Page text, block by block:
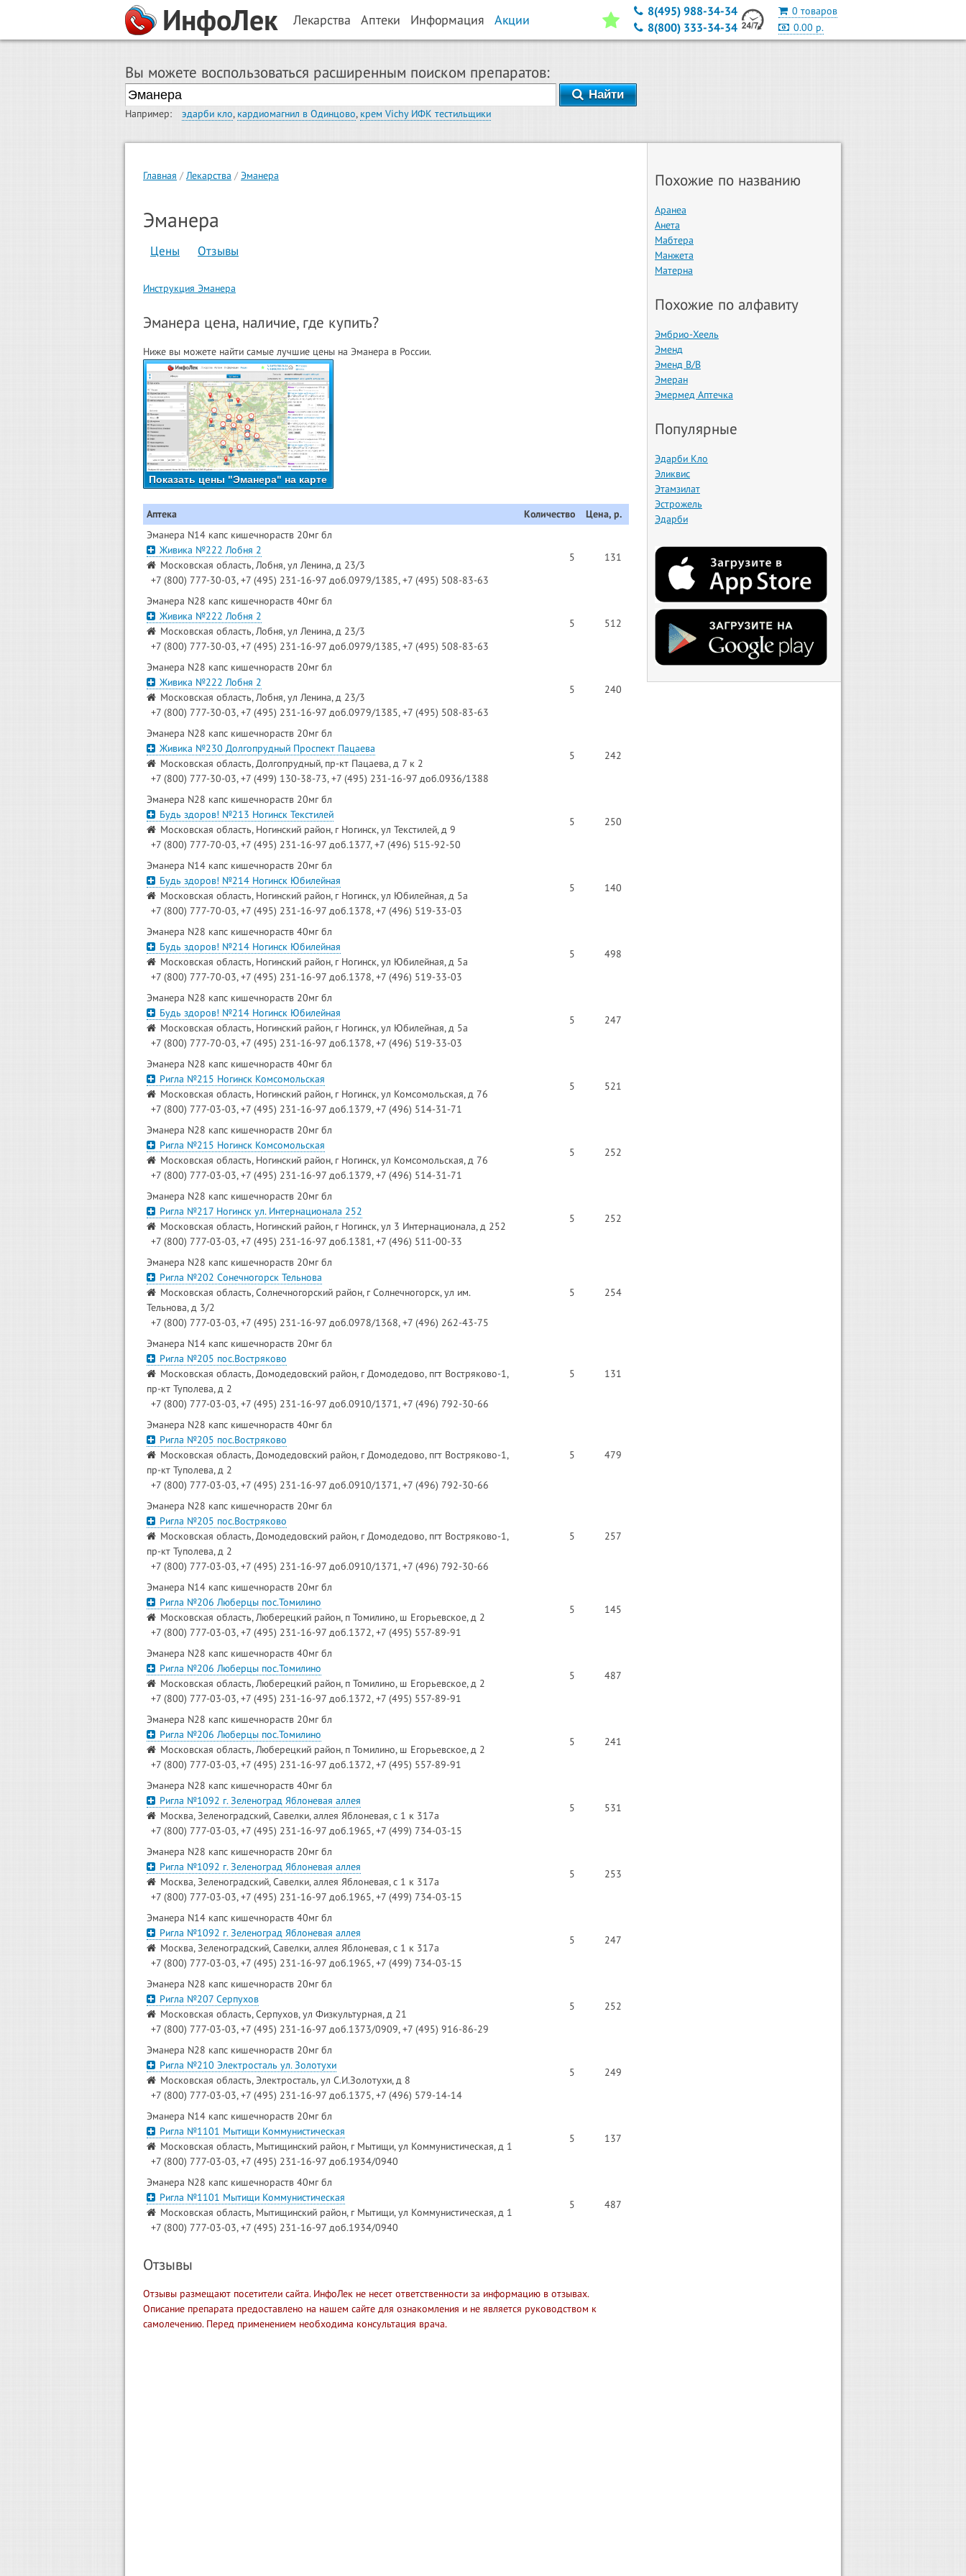
ИнфоЛек Лекарства Аптеки Информация Акции
0 товаров
0.00 р.
8(495) 988-34-34
8(800) 333-34-34
Вы можете воспользоваться расширенным поиском препаратов:
Найти
Например: эдарби кло, кардиомагнил в Одинцово, крем Vichy ИФК тестильщики
Главная Лекарства Эманера
Эманера
Цены Отзывы
Инструкция Эманера
Эманера цена, наличие, где купить?
Ниже вы можете найти самые лучшие цены на Эманера в России.
Показать цены "Эманера" на карте
Аптека Количество
Цена, р.
Эманера N14 капс кишечнораств 20мг бл
Живика №222 Лобня 2
Московская область, Лобня, ул Ленина, д 23/3
+7 (800) 777-30-03, +7 (495) 231-16-97 доб.0979/1385, +7 (495) 508-83-63
5 131
Эманера N28 капс кишечнораств 40мг бл
Живика №222 Лобня 2
Московская область, Лобня, ул Ленина, д 23/3
+7 (800) 777-30-03, +7 (495) 231-16-97 доб.0979/1385, +7 (495) 508-83-63
5 512
Эманера N28 капс кишечнораств 20мг бл
Живика №222 Лобня 2
Московская область, Лобня, ул Ленина, д 23/3
+7 (800) 777-30-03, +7 (495) 231-16-97 доб.0979/1385, +7 (495) 508-83-63
5 240
Эманера N28 капс кишечнораств 20мг бл
Живика №230 Долгопрудный Проспект Пацаева
Московская область, Долгопрудный, пр-кт Пацаева, д 7 к 2
+7 (800) 777-30-03, +7 (499) 130-38-73, +7 (495) 231-16-97 доб.0936/1388
5 242
Эманера N28 капс кишечнораств 20мг бл
Будь здоров! №213 Ногинск Текстилей
Московская область, Ногинский район, г Ногинск, ул Текстилей, д 9
+7 (800) 777-70-03, +7 (495) 231-16-97 доб.1377, +7 (496) 515-92-50
5 250
Эманера N14 капс кишечнораств 20мг бл
Будь здоров! №214 Ногинск Юбилейная
Московская область, Ногинский район, г Ногинск, ул Юбилейная, д 5а
+7 (800) 777-70-03, +7 (495) 231-16-97 доб.1378, +7 (496) 519-33-03
5 140
Эманера N28 капс кишечнораств 40мг бл
Будь здоров! №214 Ногинск Юбилейная
Московская область, Ногинский район, г Ногинск, ул Юбилейная, д 5а
+7 (800) 777-70-03, +7 (495) 231-16-97 доб.1378, +7 (496) 519-33-03
5 498
Эманера N28 капс кишечнораств 20мг бл
Будь здоров! №214 Ногинск Юбилейная
Московская область, Ногинский район, г Ногинск, ул Юбилейная, д 5а
+7 (800) 777-70-03, +7 (495) 231-16-97 доб.1378, +7 (496) 519-33-03
5 247
Эманера N28 капс кишечнораств 40мг бл
Ригла №215 Ногинск Комсомольская
Московская область, Ногинский район, г Ногинск, ул Комсомольская, д 76
+7 (800) 777-03-03, +7 (495) 231-16-97 доб.1379, +7 (496) 514-31-71
5 521
Эманера N28 капс кишечнораств 20мг бл
Ригла №215 Ногинск Комсомольская
Московская область, Ногинский район, г Ногинск, ул Комсомольская, д 76
+7 (800) 777-03-03, +7 (495) 231-16-97 доб.1379, +7 (496) 514-31-71
5 252
Эманера N28 капс кишечнораств 20мг бл
Ригла №217 Ногинск ул. Интернационала 252
Московская область, Ногинский район, г Ногинск, ул 3 Интернационала, д 252
+7 (800) 777-03-03, +7 (495) 231-16-97 доб.1381, +7 (496) 511-00-33
5 252
Эманера N28 капс кишечнораств 20мг бл
Ригла №202 Сонечногорск Тельнова
Московская область, Солнечногорский район, г Солнечногорск, ул им.
Тельнова, д 3/2
+7 (800) 777-03-03, +7 (495) 231-16-97 доб.0978/1368, +7 (496) 262-43-75
5 254
Эманера N14 капс кишечнораств 20мг бл
Ригла №205 пос.Востряково
Московская область, Домодедовский район, г Домодедово, пгт Востряково-1,
пр-кт Туполева, д 2
+7 (800) 777-03-03, +7 (495) 231-16-97 доб.0910/1371, +7 (496) 792-30-66
5 131
Эманера N28 капс кишечнораств 40мг бл
Ригла №205 пос.Востряково
Московская область, Домодедовский район, г Домодедово, пгт Востряково-1,
пр-кт Туполева, д 2
+7 (800) 777-03-03, +7 (495) 231-16-97 доб.0910/1371, +7 (496) 792-30-66
5 479
Эманера N28 капс кишечнораств 20мг бл
Ригла №205 пос.Востряково
Московская область, Домодедовский район, г Домодедово, пгт Востряково-1,
пр-кт Туполева, д 2
+7 (800) 777-03-03, +7 (495) 231-16-97 доб.0910/1371, +7 (496) 792-30-66
5 257
Эманера N14 капс кишечнораств 20мг бл
Ригла №206 Люберцы пос.Томилино
Московская область, Люберецкий район, п Томилино, ш Егорьевское, д 2
+7 (800) 777-03-03, +7 (495) 231-16-97 доб.1372, +7 (495) 557-89-91
5 145
Эманера N28 капс кишечнораств 40мг бл
Ригла №206 Люберцы пос.Томилино
Московская область, Люберецкий район, п Томилино, ш Егорьевское, д 2
+7 (800) 777-03-03, +7 (495) 231-16-97 доб.1372, +7 (495) 557-89-91
5 487
Эманера N28 капс кишечнораств 20мг бл
Ригла №206 Люберцы пос.Томилино
Московская область, Люберецкий район, п Томилино, ш Егорьевское, д 2
+7 (800) 777-03-03, +7 (495) 231-16-97 доб.1372, +7 (495) 557-89-91
5 241
Эманера N28 капс кишечнораств 40мг бл
Ригла №1092 г. Зеленоград Яблоневая аллея
Москва, Зеленоградский, Савелки, аллея Яблоневая, с 1 к 317а
+7 (800) 777-03-03, +7 (495) 231-16-97 доб.1965, +7 (499) 734-03-15
5 531
Эманера N28 капс кишечнораств 20мг бл
Ригла №1092 г. Зеленоград Яблоневая аллея
Москва, Зеленоградский, Савелки, аллея Яблоневая, с 1 к 317а
+7 (800) 777-03-03, +7 (495) 231-16-97 доб.1965, +7 (499) 734-03-15
5 253
Эманера N14 капс кишечнораств 40мг бл
Ригла №1092 г. Зеленоград Яблоневая аллея
Москва, Зеленоградский, Савелки, аллея Яблоневая, с 1 к 317а
+7 (800) 777-03-03, +7 (495) 231-16-97 доб.1965, +7 (499) 734-03-15
5 247
Эманера N28 капс кишечнораств 20мг бл
Ригла №207 Серпухов
Московская область, Серпухов, ул Физкультурная, д 21
+7 (800) 777-03-03, +7 (495) 231-16-97 доб.1373/0909, +7 (495) 916-86-29
5 252
Эманера N28 капс кишечнораств 20мг бл
Ригла №210 Электросталь ул. Золотухи
Московская область, Электросталь, ул С.И.Золотухи, д 8
+7 (800) 777-03-03, +7 (495) 231-16-97 доб.1375, +7 (496) 579-14-14
5 249
Эманера N14 капс кишечнораств 20мг бл
Ригла №1101 Мытищи Коммунистическая
Московская область, Мытищинский район, г Мытищи, ул Коммунистическая, д 1
+7 (800) 777-03-03, +7 (495) 231-16-97 доб.1934/0940
5 137
Эманера N28 капс кишечнораств 40мг бл
Ригла №1101 Мытищи Коммунистическая
Московская область, Мытищинский район, г Мытищи, ул Коммунистическая, д 1
+7 (800) 777-03-03, +7 (495) 231-16-97 доб.1934/0940
5 487
Отзывы
Отзывы размещают посетители сайта. ИнфоЛек не несет ответственности за информацию в отзывах.
Описание препарата предоставлено на нашем сайте для ознакомления и не является руководством к
самолечению. Перед применением необходима консультация врача.
Похожие по названию
Аранеа
Анета
Мабтера
Манжета
Матерна
Похожие по алфавиту
Эмбрио-Хеель
Эменд
Эменд В/В
Эмеран
Эмермед Аптечка
Популярные
Эдарби Кло
Эликвис
Этамзилат
Эстрожель
Эдарби